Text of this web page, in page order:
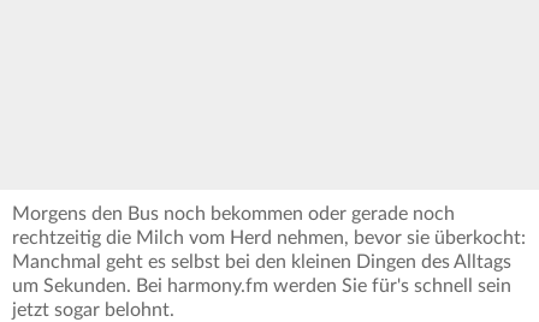
Morgens den Bus noch bekommen oder gerade noch
rechtzeitig die Milch vom Herd nehmen, bevor sie überkocht:
Manchmal geht es selbst bei den kleinen Dingen des Alltags
um Sekunden. Bei harmony.fm werden Sie für's schnell sein
jetzt sogar belohnt.